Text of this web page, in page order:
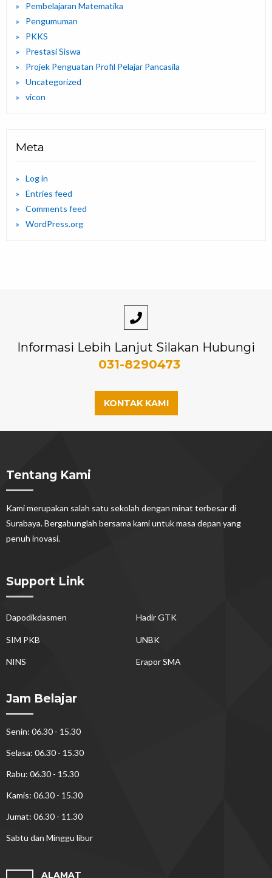
Pembelajaran Matematika
Pengumuman
PKKS
Prestasi Siswa
Projek Penguatan Profil Pelajar Pancasila
Uncategorized
vicon
Meta
Log in
Entries feed
Comments feed
WordPress.org
Informasi Lebih Lanjut Silakan Hubungi
031-8290473
KONTAK KAMI
Tentang Kami
Kami merupakan salah satu sekolah dengan minat terbesar di
Surabaya. Bergabunglah bersama kami untuk masa depan yang
penuh inovasi.
Support Link
Dapodikdasmen Hadir GTK
SIM PKB UNBK
NINS Erapor SMA
Jam Belajar
Senin: 06.30 - 15.30
Selasa: 06.30 - 15.30
Rabu: 06.30 - 15.30
Kamis: 06.30 - 15.30
Jumat: 06.30 - 11.30
Sabtu dan Minggu libur
ALAMAT